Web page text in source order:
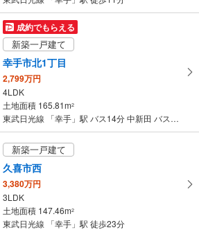
成約でもらえる
新築一戸建て
幸手市北1丁目
2,799万円
4LDK
土地面積 165.81m2
東武日光線 「幸手」駅 バス14分 中新田 バス停下車 徒歩7分
新築一戸建て
久喜市西
3,380万円
3LDK
土地面積 147.46m2
東武日光線 「幸手」駅 徒歩23分